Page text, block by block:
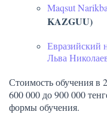
Maqsut
KAZGUU)
Евразийский
Льва
Стоимость обучения в
600 000 до 900 000
формы обучения.